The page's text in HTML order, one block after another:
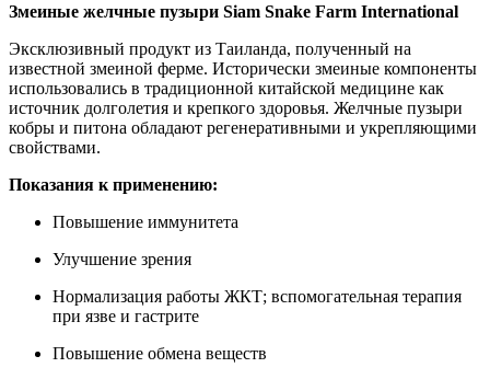
Змеиные желчные пузыри Siam Snake Farm International
Эксклюзивный продукт из Таиланда, полученный на
известной змеиной ферме. Исторически змеиные компоненты
использовались в традиционной китайской медицине как
источник долголетия и крепкого здоровья. Желчные пузыри
кобры и питона обладают регенеративными и укрепляющими
свойствами.
Показания к применению:
Повышение иммунитета
Улучшение зрения
Нормализация работы ЖКТ; вспомогательная терапия
при язве и гастрите
Повышение обмена веществ